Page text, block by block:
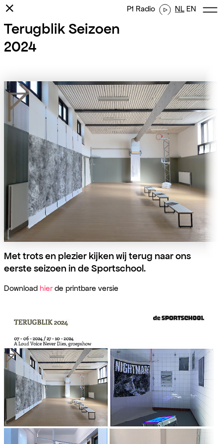
P1 Radio NL EN
⨯
Terugblik Seizoen
2024
Met trots en plezier kijken wij terug naar ons
eerste seizoen in de Sportschool.
Download hierde printbare versie